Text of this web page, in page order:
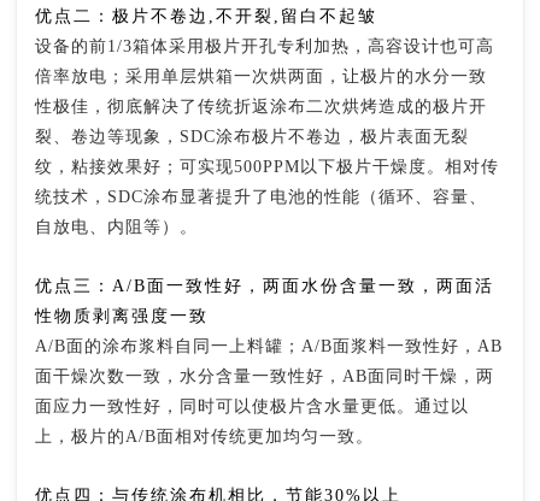
优点二：极片不卷边,不开裂,留白不起皱
设备的前1/3箱体采用极片开孔专利加热，高容设计也可高
倍率放电；采用单层烘箱一次烘两面，让极片的水分一致
性极佳，彻底解决了传统折返涂布二次烘烤造成的极片开
裂、卷边等现象，SDC涂布极片不卷边，极片表面无裂
纹，粘接效果好；可实现500PPM以下极片干燥度。相对传
统技术，SDC涂布显著提升了电池的性能（循环、容量、
自放电、内阻等）。
优点三：A/B面一致性好，两面水份含量一致，两面活
性物质剥离强度一致
A/B面的涂布浆料自同一上料罐；A/B面浆料一致性好，AB
面干燥次数一致，水分含量一致性好，AB面同时干燥，两
面应力一致性好，同时可以使极片含水量更低。通过以
上，极片的A/B面相对传统更加均匀一致。
优点四：与传统涂布机相比，节能30%以上